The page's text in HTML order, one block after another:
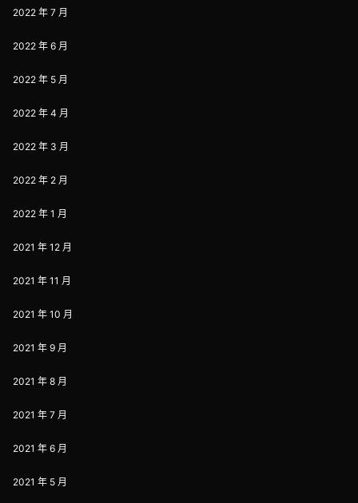
2022 年 7 月
2022 年 6 月
2022 年 5 月
2022 年 4 月
2022 年 3 月
2022 年 2 月
2022 年 1 月
2021 年 12 月
2021 年 11 月
2021 年 10 月
2021 年 9 月
2021 年 8 月
2021 年 7 月
2021 年 6 月
2021 年 5 月